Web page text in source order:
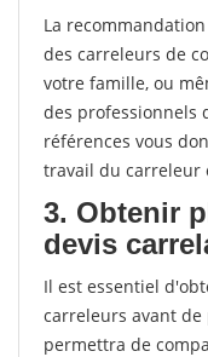
La
des carreleurs de
votre famille, ou
des professionnels
références vous
travail du carreleur
3. Obtenir
devis
Il est essentiel
carreleurs avant de
permettra de